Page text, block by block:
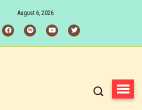
August 6, 2026